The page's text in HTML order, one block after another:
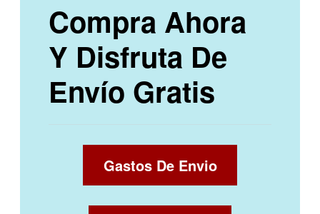
Compra Ahora
Y Disfruta De
Envío Gratis
Gastos De Envio